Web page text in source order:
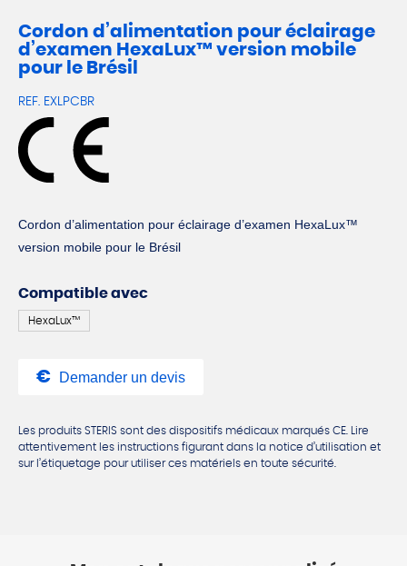
Cordon d’alimentation pour éclairage
d’examen HexaLux™ version mobile
pour le Brésil
REF. EXLPCBR
Cordon d’alimentation pour éclairage d’examen HexaLux™
version mobile pour le Brésil
Compatible avec
HexaLux™
Demander un devis
Les produits STERIS sont des dispositifs médicaux marqués CE. Lire
attentivement les instructions figurant dans la notice d’utilisation et
sur l’étiquetage pour utiliser ces matériels en toute sécurité.